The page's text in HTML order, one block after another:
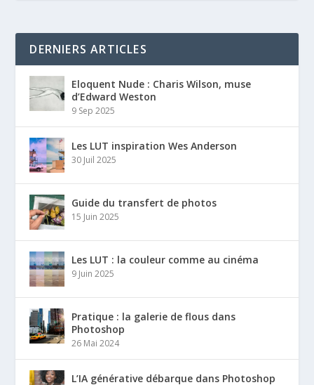
DERNIERS ARTICLES
Eloquent Nude : Charis Wilson, muse
d’Edward Weston
9 Sep 2025
Les LUT inspiration Wes Anderson
30 Juil 2025
Guide du transfert de photos
15 Juin 2025
Les LUT : la couleur comme au cinéma
9 Juin 2025
Pratique : la galerie de flous dans
Photoshop
26 Mai 2024
L’IA générative débarque dans Photoshop